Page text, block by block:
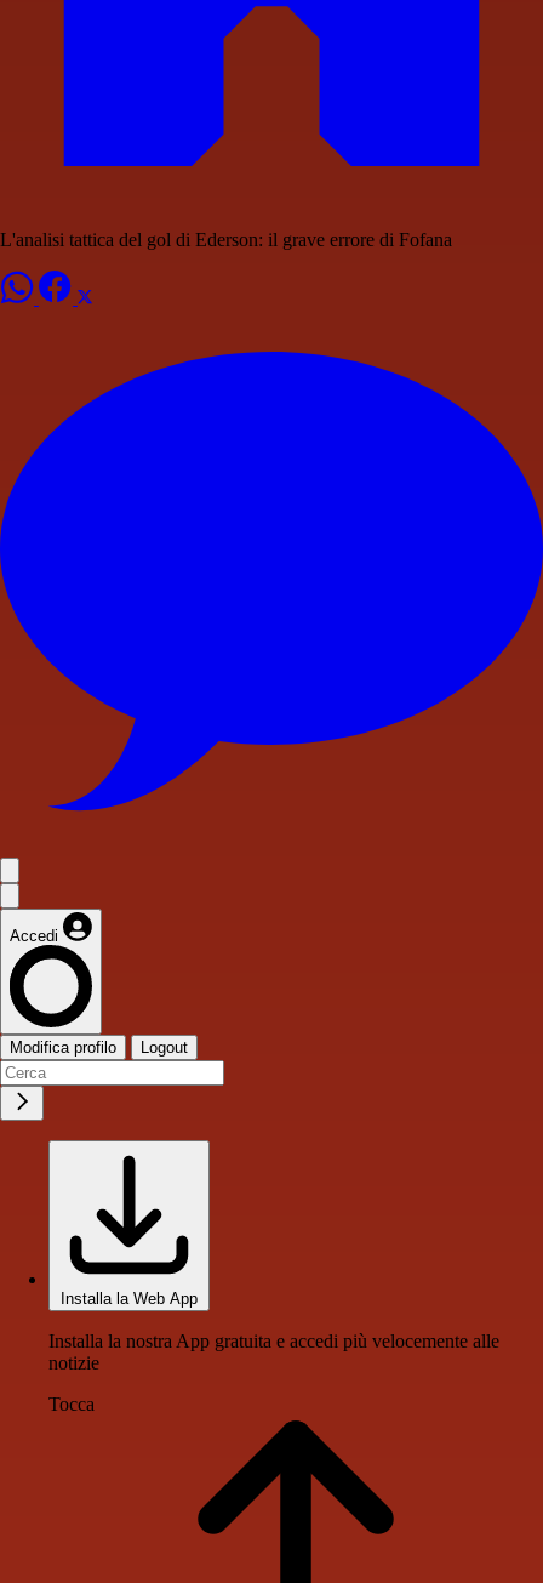
L'analisi tattica del gol di Ederson: il grave errore di Fofana
Accedi
Modifica profilo Logout
Installa la Web App
Installa la nostra App gratuita e accedi più velocemente alle
notizie
Tocca